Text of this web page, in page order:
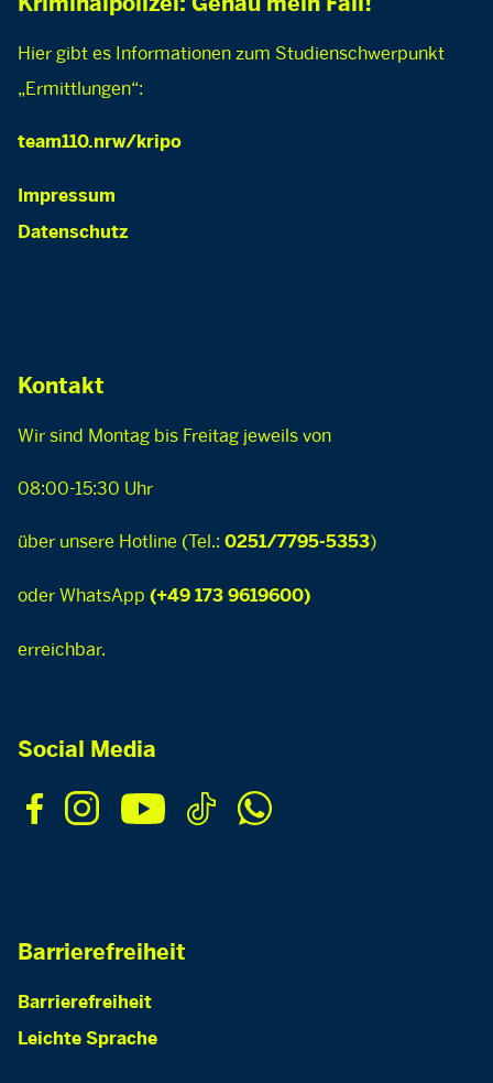
Kriminalpolizei: Genau mein Fall!
Hier gibt es Informationen zum Studienschwerpunkt
„Ermittlungen“:
team110.nrw/kripo
Impressum
Datenschutz
Kontakt
Wir sind Montag bis Freitag jeweils von
08:00-15:30 Uhr
über unsere Hotline (Tel.: 0251/7795-5353)
oder WhatsApp (+49 173 9619600)
erreichbar.
Social Media
Barrierefreiheit
Barrierefreiheit
Leichte Sprache